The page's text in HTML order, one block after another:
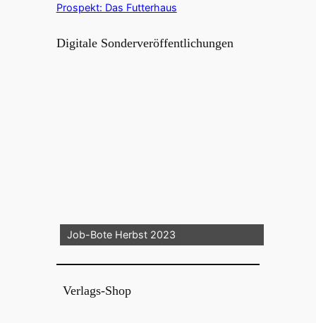
Prospekt: Das Futterhaus
Digitale Sonderveröffentlichungen
Job-Bote Herbst 2023
Verlags-Shop